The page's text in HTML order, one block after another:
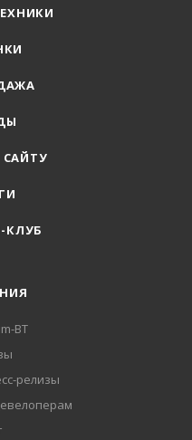
КЛУБ
BT
релизы